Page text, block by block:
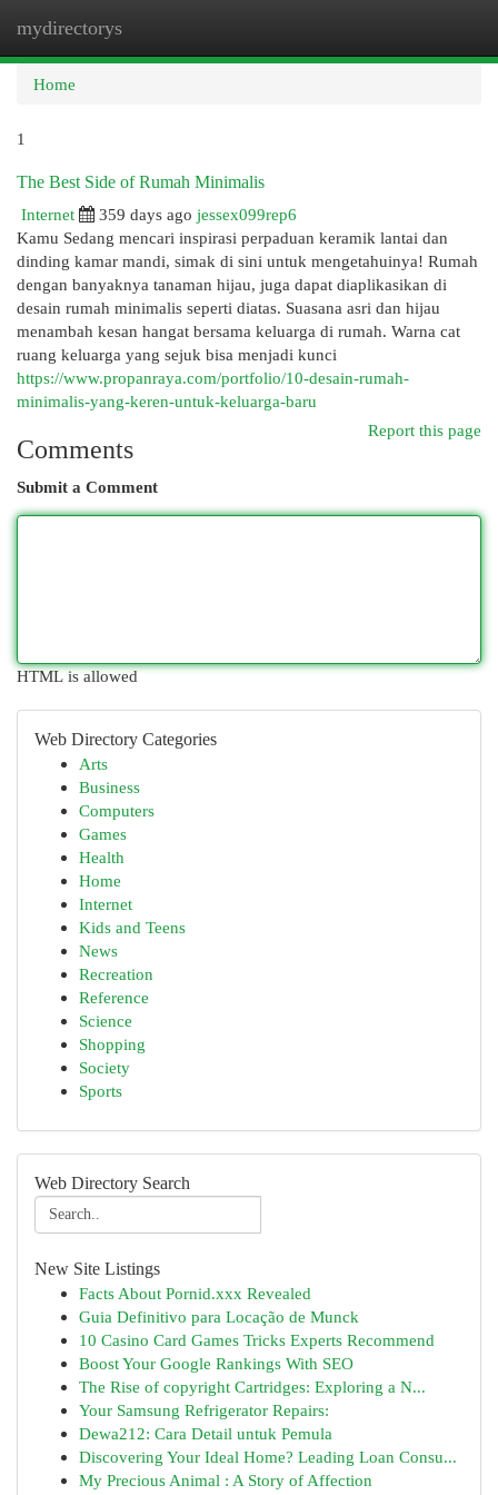
mydirectorys
Home
1
The Best Side of Rumah Minimalis
Internet
359 days ago jessex099rep6
Kamu Sedang mencari inspirasi perpaduan keramik lantai dan
dinding kamar mandi, simak di sini untuk mengetahuinya! Rumah
dengan banyaknya tanaman hijau, juga dapat diaplikasikan di
desain rumah minimalis seperti diatas. Suasana asri dan hijau
menambah kesan hangat bersama keluarga di rumah. Warna cat
ruang keluarga yang sejuk bisa menjadi kunci
https://www.propanraya.com/portfolio/10-desain-rumah-
minimalis-yang-keren-untuk-keluarga-baru
Report this page
Comments
Submit a Comment
HTML is allowed
Web Directory Categories
Arts
Business
Computers
Games
Health
Home
Internet
Kids and Teens
News
Recreation
Reference
Science
Shopping
Society
Sports
Web Directory Search
New Site Listings
Facts About Pornid.xxx Revealed
Guia Definitivo para Locação de Munck
10 Casino Card Games Tricks Experts Recommend
Boost Your Google Rankings With SEO
The Rise of copyright Cartridges: Exploring a N...
Your Samsung Refrigerator Repairs:
Dewa212: Cara Detail untuk Pemula
Discovering Your Ideal Home? Leading Loan Consu...
My Precious Animal : A Story of Affection